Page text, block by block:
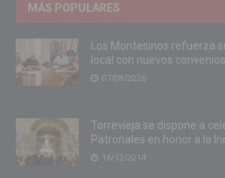
MÁS POPULARES
Los Montesinos refuerza
local con nuevos
07/08/2026
Torrevieja se dispone a
Patronales en honor a la
16/12/2014